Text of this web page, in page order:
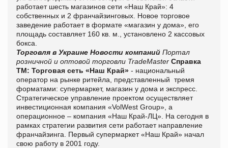
работает шесть магазинов сети «Наш Край»: 4
собственных и 2 франчайзинговых Новое торговое
заведение работает в формате «магазин у дома», его
площадь составляет 160 кв. м., установлено 2 кассовых
бокса.
Торговля в Украине Новости компаний Портал
розничной и оптовой торговли TradeMaster Справка
ТМ: Торговая сеть «Наш Край» - национальный
оператор на рынке ритейла , представленный тремя
форматами: супермаркет, магазин у дома и экспресс.
Стратегическое управление проектом осуществляет
инвестиционная компания «VolWest Group», а
операционное – компания «Наш Край-ЛЦ». На сегодня в
рамках стратегии развития сети работаетнаправление
франчайзинга. Первый супермаркет «Наш Край» начал
свою работу в 2001 году.